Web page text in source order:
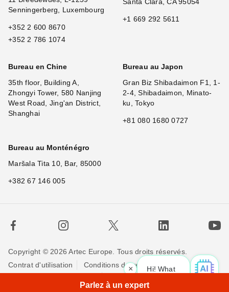
Hi! What is your re
×
Senningerberg, Luxembourg
+352 2 600 8670
+352 2 786 1074
+1 669 292 5611
Bureau en Chine
35th floor, Building A,
Zhongyi Tower, 580 Nanjing
West Road, Jing'an District,
Shanghai
Bureau au Japon
Gran Biz Shibadaimon F1, 1-
2-4, Shibadaimon, Minato-
ku, Tokyo
+81 080 1680 0727
Bureau au Monténégro
Maršala Tita 10, Bar, 85000
+382 67 146 005
Copyright © 2026 Artec Europe. Tous droits réservés.
Contrat d'utilisation
Conditions de vente
Parlez à un expert